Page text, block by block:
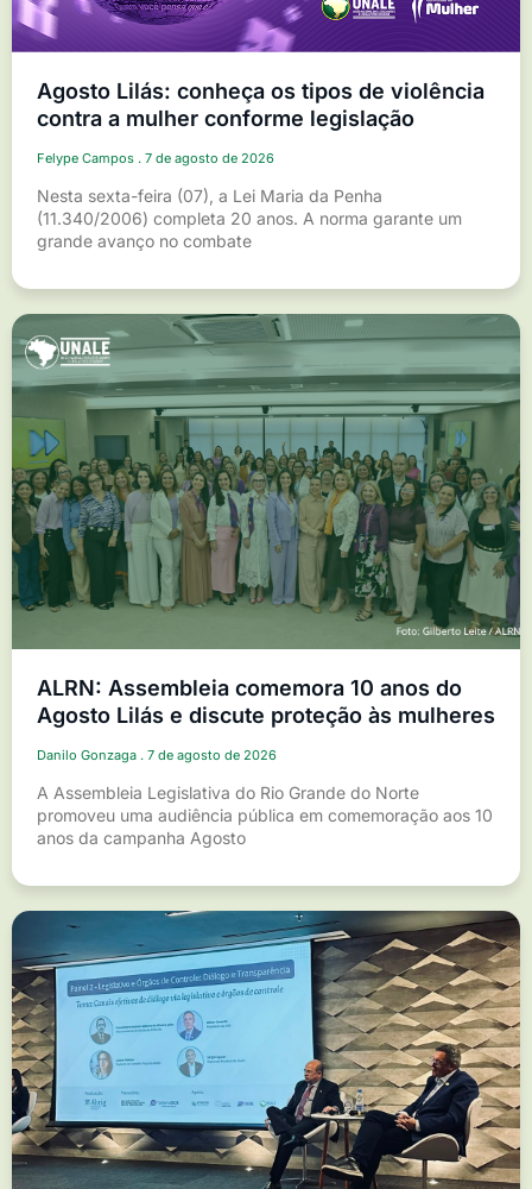
Agosto Lilás: conheça os tipos de violência
contra a mulher conforme legislação
Felype Campos 7 de agosto de 2026
Nesta sexta-feira (07), a Lei Maria da Penha
(11.340/2006) completa 20 anos. A norma garante um
grande avanço no combate
ALRN: Assembleia comemora 10 anos do
Agosto Lilás e discute proteção às mulheres
Danilo Gonzaga 7 de agosto de 2026
A Assembleia Legislativa do Rio Grande do Norte
promoveu uma audiência pública em comemoração aos 10
anos da campanha Agosto